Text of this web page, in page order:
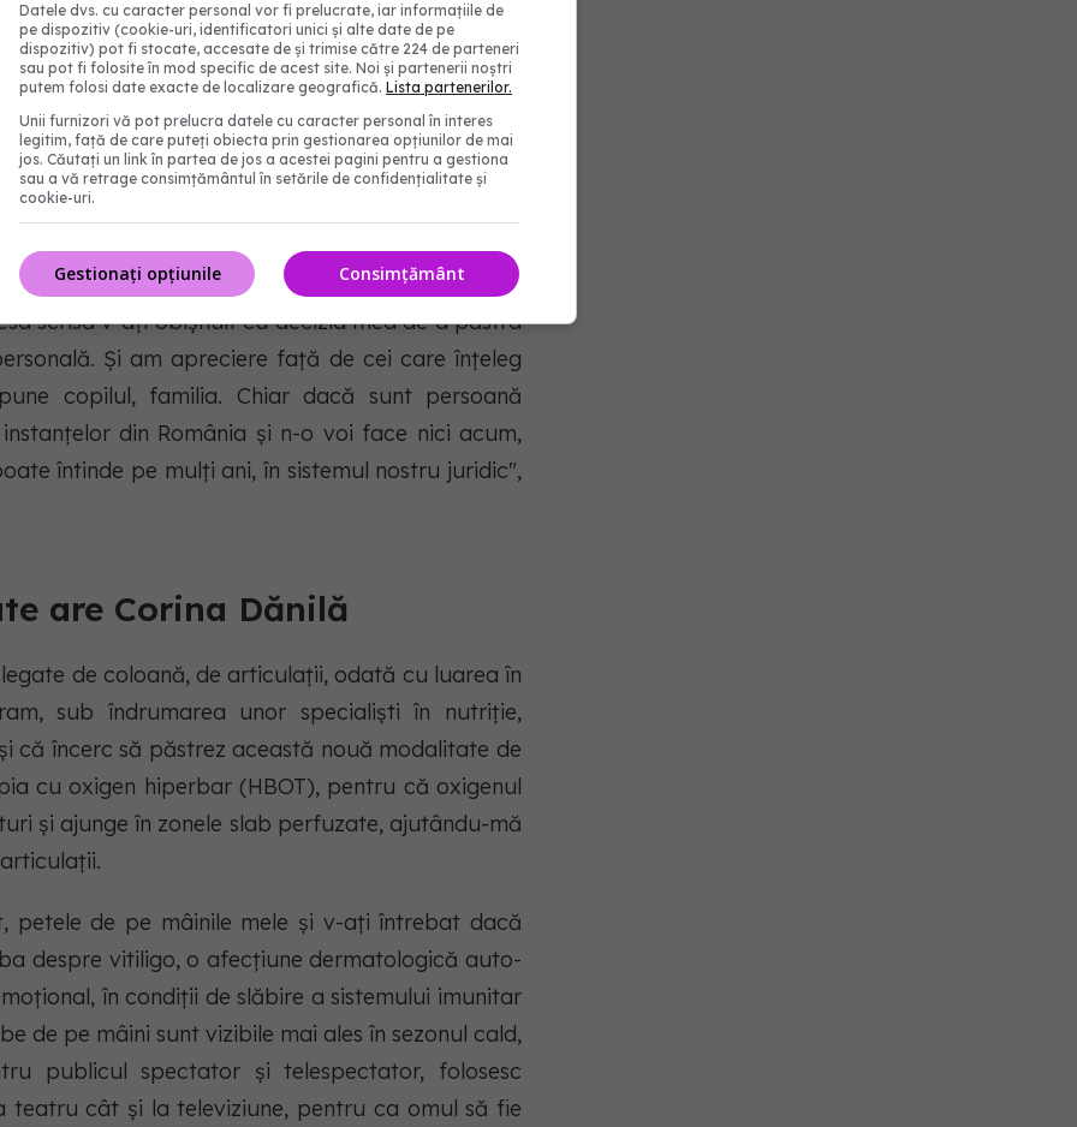
despre BOALA sa: Da, s-a
mai ales în urma problemelor pe care
că: "Nu am timp şi nici „disponibilitate” să
Pur şi simplu, iau lucrurile aşa cum sunt,
soluţionez, fără să uit să mă bucur de viaţă!
scrisă v-aţi obişnuit cu decizia mea de a păstra
Şi am apreciere faţă de cei care înţeleg
copilul, familia. Chiar dacă sunt persoană
din România şi n-o voi face nici acum,
întinde pe mulţi ani, în sistemul nostru juridic",
are Corina Dănilă
de coloană, de articulaţii, odată cu luarea în
sub îndrumarea unor specialişti în nutriţie,
că încerc să păstrez această nouă modalitate de
cu oxigen hiperbar (HBOT), pentru că oxigenul
şi ajunge în zonele slab perfuzate, ajutându-mă
petele de pe mâinile mele şi v-aţi întrebat dacă
despre vitiligo, o afecţiune dermatologică auto-
în condiţii de slăbire a sistemului imunitar
de pe mâini sunt vizibile mai ales în sezonul cald,
publicul spectator şi telespectator, folosesc
cât şi la televiziune, pentru ca omul să fie
Datele dvs. cu caracter personal vor fi prelucrate, iar informațiile de
pe dispozitiv (cookie-uri, identificatori unici și alte date de pe
dispozitiv) pot fi stocate, accesate de și trimise către 224 de parteneri
sau pot fi folosite în mod specific de acest site. Noi și partenerii noștri
putem folosi date exacte de localizare geografică. Lista partenerilor.
Unii furnizori vă pot prelucra datele cu caracter personal în interes
legitim, față de care puteți obiecta prin gestionarea opțiunilor de mai
jos. Căutați un link în partea de jos a acestei pagini pentru a gestiona
sau a vă retrage consimțământul în setările de confidențialitate și
cookie-uri.
Consimțământ
Gestionați opțiunile